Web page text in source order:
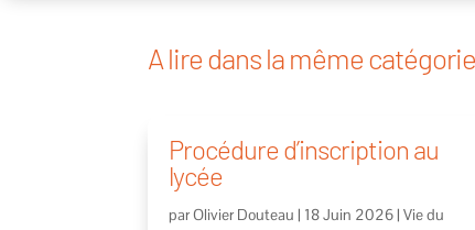
A lire dans la même
Procédure d’inscription au
lycée
parOlivier Douteau | 18 Juin 2026|Vie du